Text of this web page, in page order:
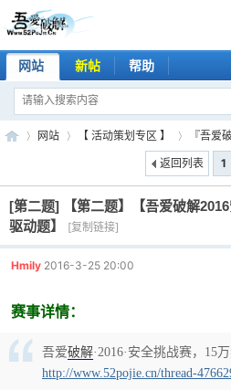
网站 新帖 帮助
吾 »
网站 【 活动策划专区 】
›
『吾爱
1
返回列表
[第二题]
【第二题】【吾爱破解
驱动题】
[复制链接]
Hmily 2016-3-25 20:00
赛事详情：
吾爱破解·2016·安全挑战赛，15
http://www.52pojie.cn/thread-